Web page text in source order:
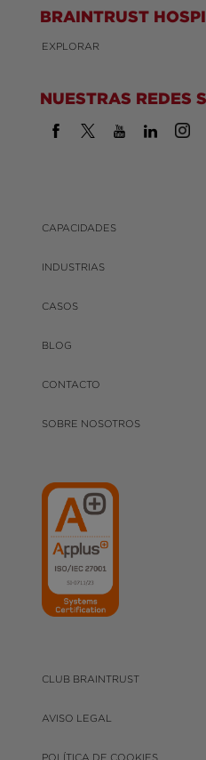
BRAINTRUST
EXPLORAR
NUESTRAS REDES
CAPACIDADES
INDUSTRIAS
CASOS
BLOG
CONTACTO
SOBRE NOSOTROS
CLUB BRAINTRUST
AVISO LEGAL
POLÍTICA DE COOKIES